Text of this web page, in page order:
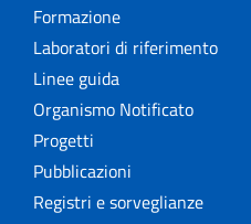
Formazione
Laboratori di riferimento
Linee guida
Organismo Notificato
Progetti
Pubblicazioni
Registri e sorveglianze